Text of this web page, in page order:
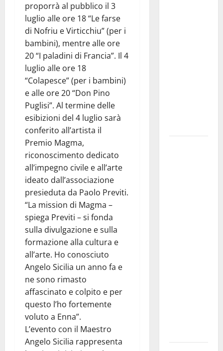
proporrà al pubblico il 3
luglio alle ore 18 “Le farse
di Nofriu e Virticchiu” (per i
bambini), mentre alle ore
20 “I paladini di Francia”. Il 4
luglio alle ore 18
“Colapesce” (per i bambini)
e alle ore 20 “Don Pino
Puglisi”. Al termine delle
esibizioni del 4 luglio sarà
conferito all’artista il
Premio Magma,
riconoscimento dedicato
all’impegno civile e all’arte
ideato dall’associazione
presieduta da Paolo Previti.
“La mission di Magma –
spiega Previti – si fonda
sulla divulgazione e sulla
formazione alla cultura e
all’arte. Ho conosciuto
Angelo Sicilia un anno fa e
ne sono rimasto
affascinato e colpito e per
questo l’ho fortemente
voluto a Enna”.
L’evento con il Maestro
Angelo Sicilia rappresenta